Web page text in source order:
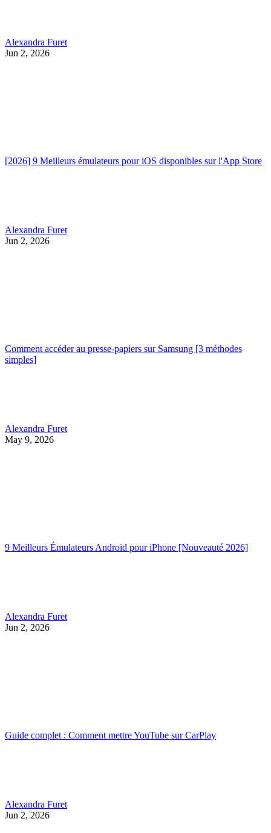
Alexandra Furet
Jun 2, 2026
[2026] 9 Meilleurs émulateurs pour iOS disponibles sur l'App Store
Alexandra Furet
Jun 2, 2026
Comment accéder au presse-papiers sur Samsung [3 méthodes
simples]
Alexandra Furet
May 9, 2026
9 Meilleurs Émulateurs Android pour iPhone [Nouveauté 2026]
Alexandra Furet
Jun 2, 2026
Guide complet : Comment mettre YouTube sur CarPlay
Alexandra Furet
Jun 2, 2026